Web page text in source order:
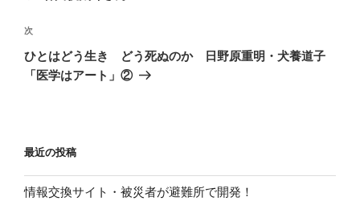
ナ
ビ
ゲ
ー
稿
次
の
投
次
ひとはどう生き どう死ぬのか 日野原重明・犬養道子
「医学はアート」②
最近の投稿
情報交換サイト・被災者が避難所で開発！